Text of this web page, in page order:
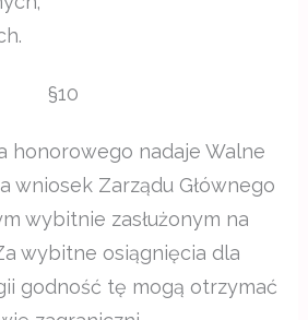
§10
honorowego nadaje Walne
wniosek Zarządu Głównego
wybitnie zasłużonym na
wybitne osiągnięcia dla
godność tę mogą otrzymać